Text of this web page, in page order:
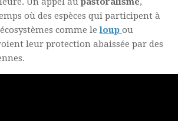
où des espèces qui participent à
comme leloup ou
leur protection abaissée par des